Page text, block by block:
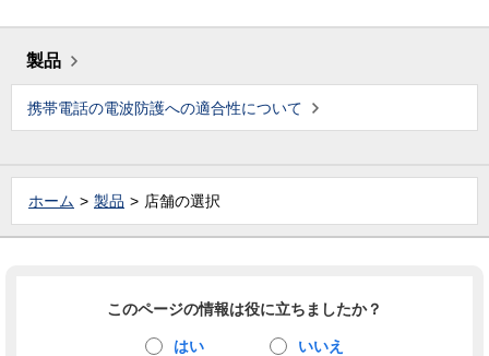
製品
携帯電話の電波防護への適合性について
ホーム 製品 店舗の選択
このページの情報は役に立ちましたか？
はい いいえ